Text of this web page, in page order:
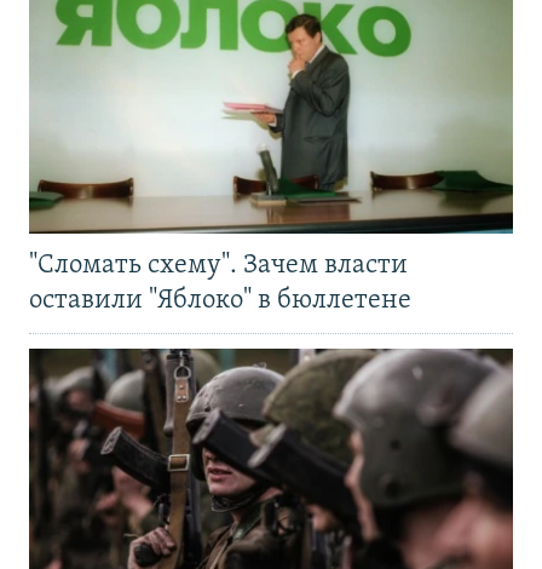
"Сломать схему". Зачем власти
оставили "Яблоко" в бюллетене